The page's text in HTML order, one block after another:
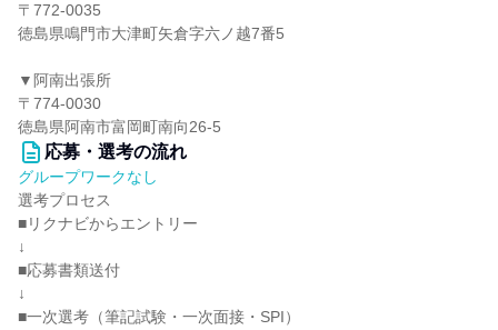
〒772-0035
徳島県鳴門市大津町矢倉字六ノ越7番5
▼阿南出張所
〒774-0030
徳島県阿南市富岡町南向26-5
応募・選考の流れ
グループワークなし
選考プロセス
■リクナビからエントリー
↓
■応募書類送付
↓
■一次選考（筆記試験・一次面接・SPI）